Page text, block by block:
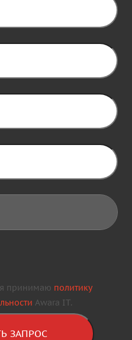
принимаю политику
Awara IT.
ЗАПРОС